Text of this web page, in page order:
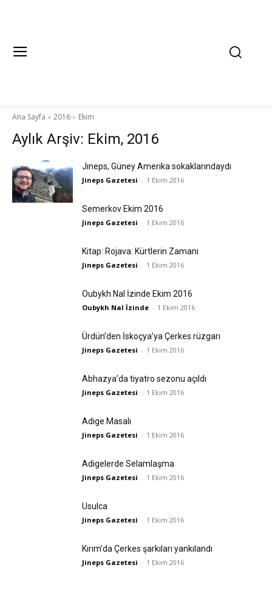
Ana Sayfa 2016 Ekim
Aylık Arşiv: Ekim, 2016
Jıneps, Güney Amerika sokaklarındaydı
Jineps Gazetesi - 1 Ekim 2016
Semerkov Ekim 2016
Jineps Gazetesi - 1 Ekim 2016
Kitap: Rojava: Kürtlerin Zamanı
Jineps Gazetesi - 1 Ekim 2016
Oubykh Nal İzinde Ekim 2016
Oubykh Nal İzinde - 1 Ekim 2016
Ürdün’den İskoçya’ya Çerkes rüzgarı
Jineps Gazetesi - 1 Ekim 2016
Abhazya’da tiyatro sezonu açıldı
Jineps Gazetesi - 1 Ekim 2016
Adige Masalı
Jineps Gazetesi - 1 Ekim 2016
Adigelerde Selamlaşma
Jineps Gazetesi - 1 Ekim 2016
Usulca
Jineps Gazetesi - 1 Ekim 2016
Kırım’da Çerkes şarkıları yankılandı
Jineps Gazetesi - 1 Ekim 2016